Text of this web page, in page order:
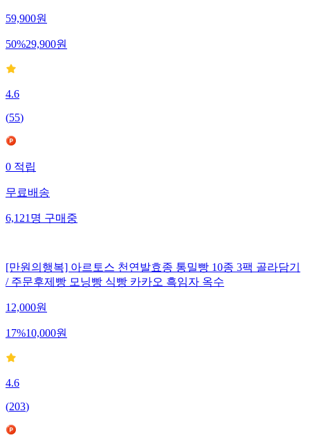
59,900원
50%29,900원
4.6
(55)
0 적립
무료배송
6,121 명 구매중
[만원의행복] 아르토스 천연발효종 통밀빵 10종 3팩 골라담기
/ 주문후제빵 모닝빵 식빵 카카오 흑임자 옥수
12,000원
17%10,000원
4.6
(203)